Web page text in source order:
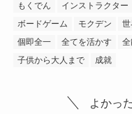
もくでん
インストラクター
ボードゲーム
モクデン 世
個即全一
全てを活かす
子供から大人まで
成就
よかっ